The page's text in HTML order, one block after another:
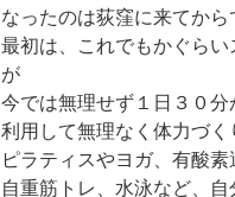
なったのは荻窪に来てか
最初は、これでもかぐら
が
今では無理せず１日３０
利用して無理なく体力づく
ピラティスやヨガ、有酸素
自重筋トレ、水泳など、